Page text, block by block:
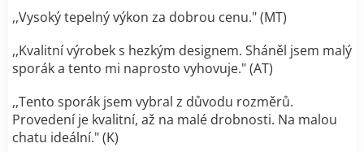
,,Vysoký tepelný výkon za dobrou cenu." (MT)
,,Kvalitní výrobek s hezkým designem. Sháněl jsem malý
sporák a tento mi naprosto vyhovuje." (AT)
,,Tento sporák jsem vybral z důvodu rozměrů.
Provedení je kvalitní, až na malé drobnosti. Na malou
chatu ideální." (K)